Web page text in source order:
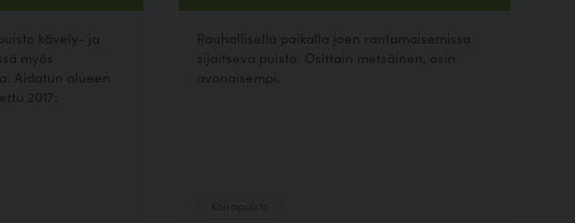
kävely- ja
myös
Aidatun alueen
2017:
Rauhallisella paikalla joen rantamaisemissa
sijaitseva puisto. Osittain metsäinen, osin
avonaisempi.